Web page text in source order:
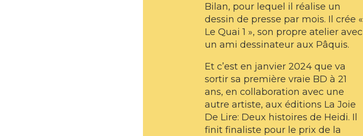
Bilan, pour lequel il réalise un
dessin de presse par mois. Il crée «
Le Quai 1 », son propre atelier avec
un ami dessinateur aux Pâquis.
Et c’est en janvier 2024 que va
sortir sa première vraie BD à 21
ans, en collaboration avec une
autre artiste, aux éditions La Joie
De Lire: Deux histoires de Heidi. Il
finit finaliste pour le prix de la